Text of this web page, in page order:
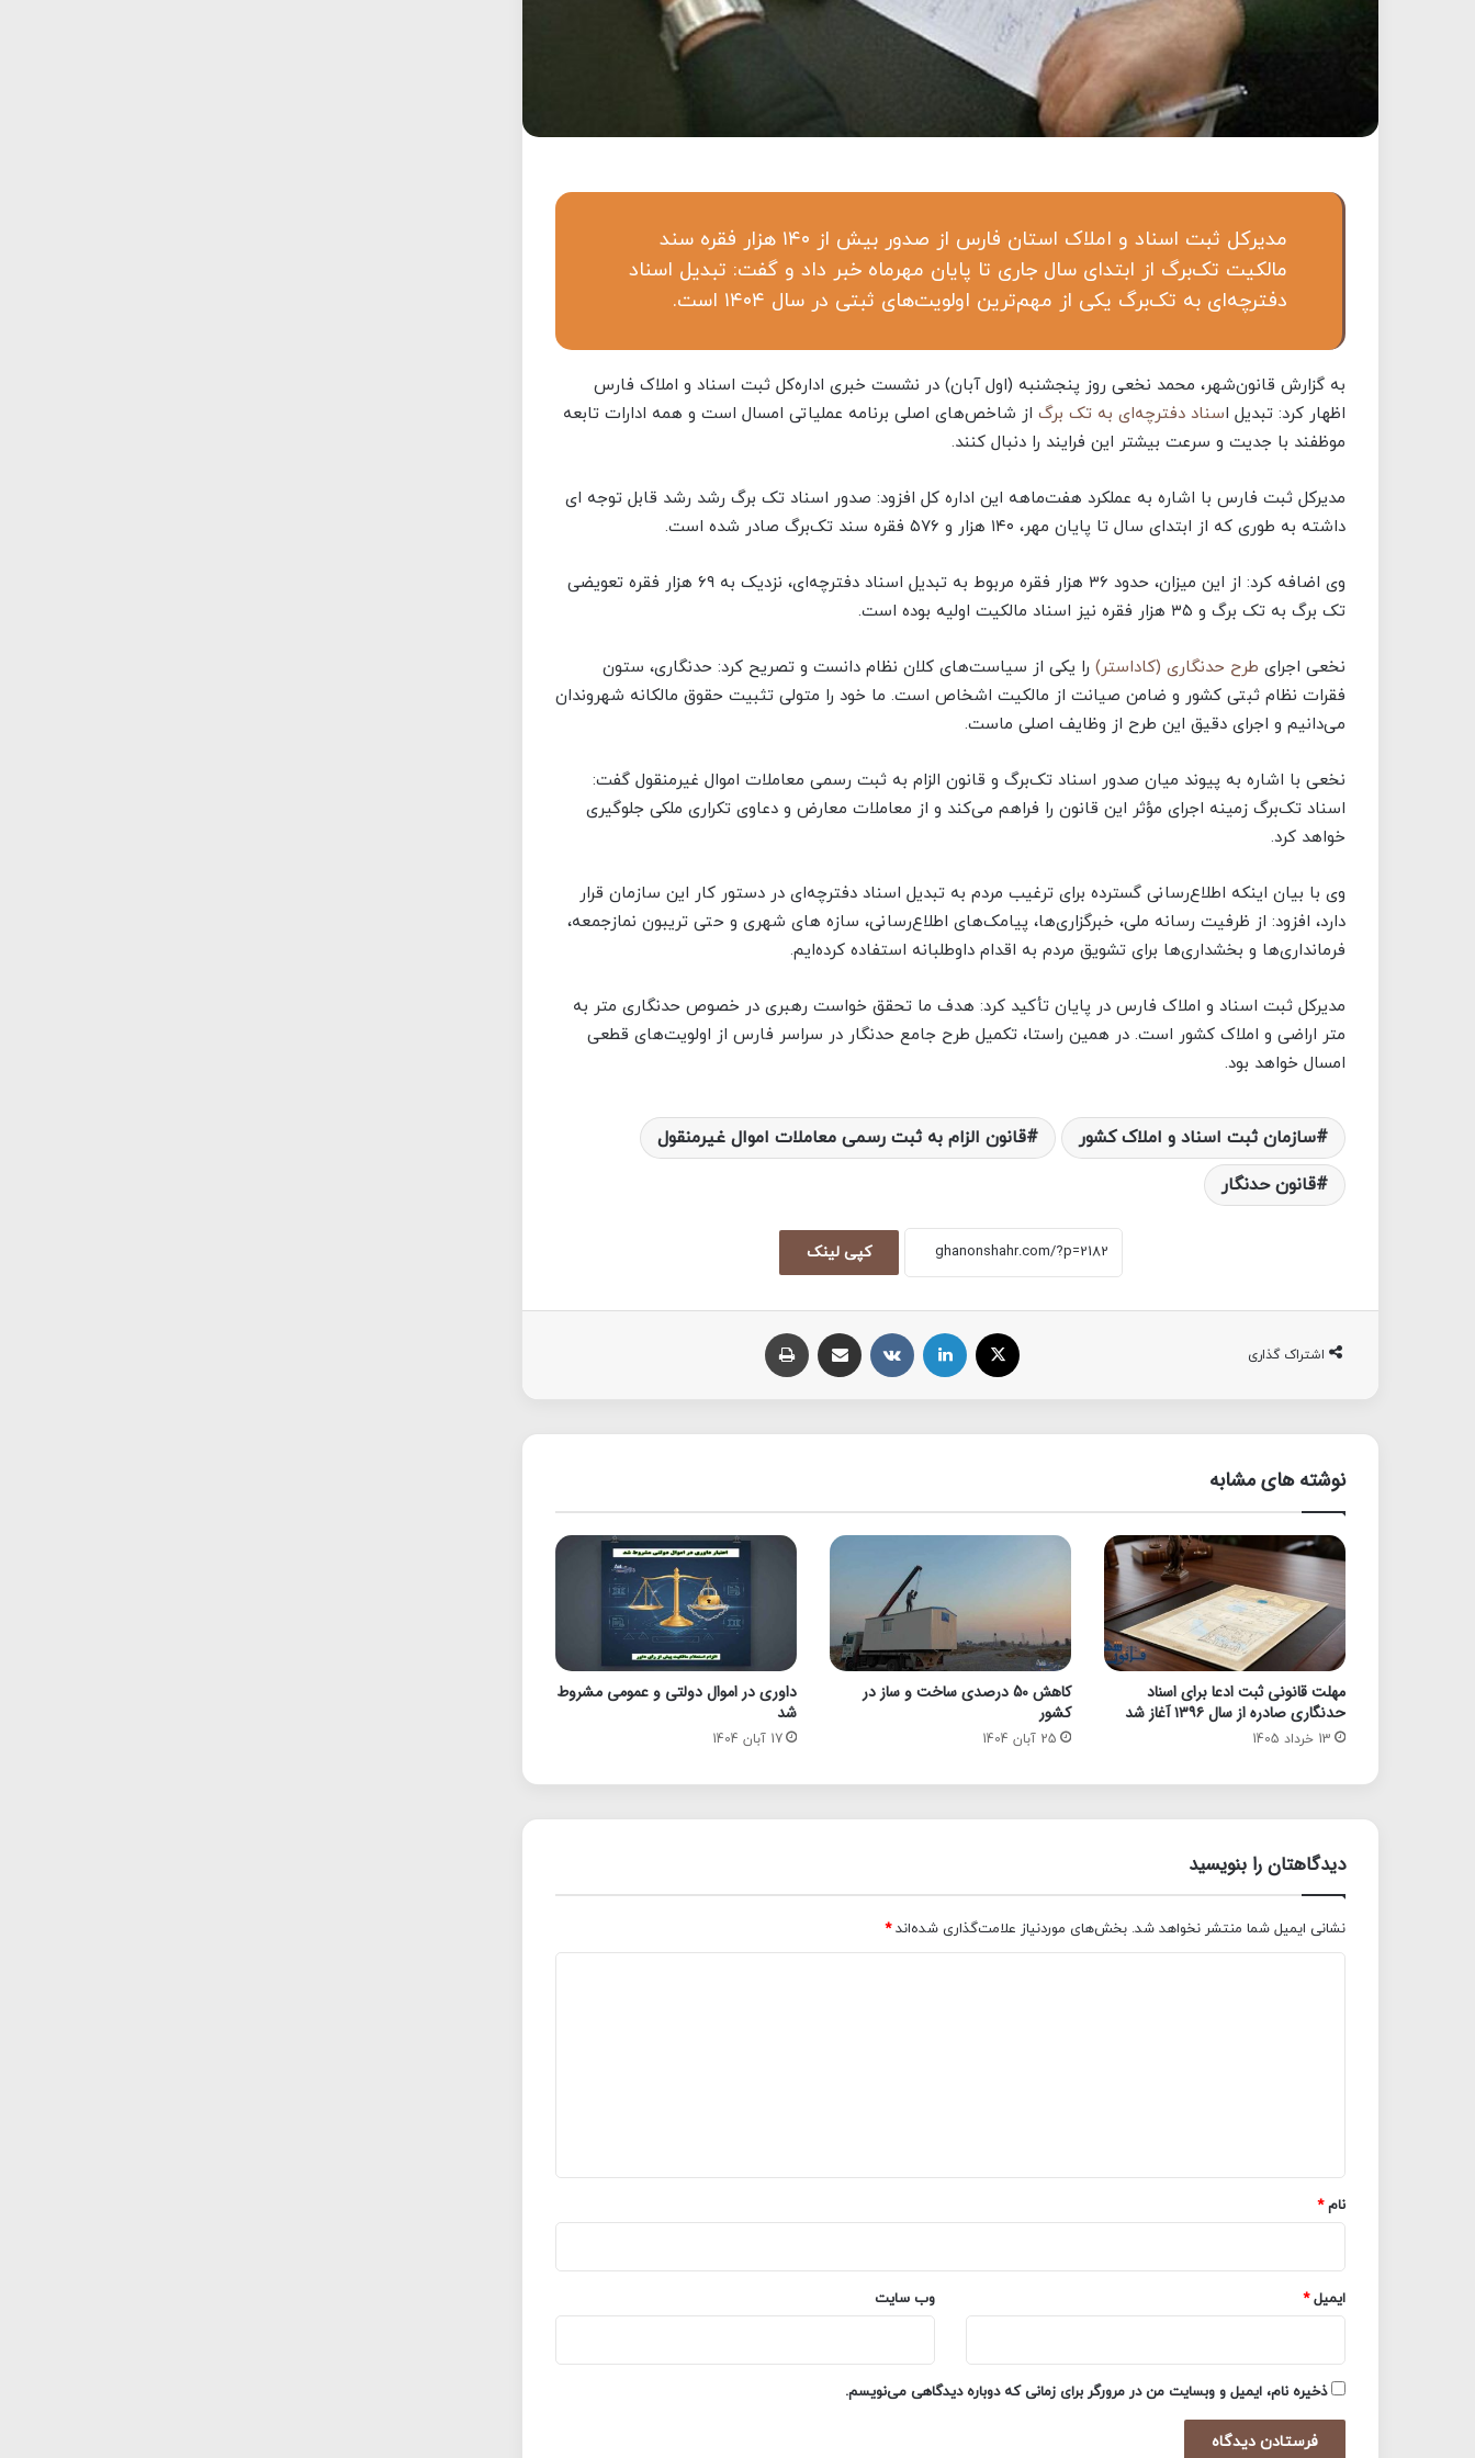
مدیرکل ثبت اسناد و املاک استان فارس از صدور بیش از ۱۴۰ هزار فقره سند
مالکیت تک‌برگ از ابتدای سال جاری تا پایان مهرماه خبر داد و گفت: تبدیل اسناد
دفترچه‌ای به تک‌برگ یکی از مهم‌ترین اولویت‌های ثبتی در سال ۱۴۰۴ است.
به گزارش قانون‌شهر، محمد نخعی روز پنجشنبه (اول آبان) در نشست خبری اداره‌کل ثبت اسناد و املاک فارس
اظهار کرد: تبدیل اسناد دفترچه‌ای به تک‌ برگ از شاخص‌های اصلی برنامه عملیاتی امسال است و همه ادارات تابعه
موظفند با جدیت و سرعت بیشتر این فرایند را دنبال کنند.
مدیرکل ثبت فارس با اشاره به عملکرد هفت‌ماهه این اداره کل افزود: صدور اسناد تک برگ رشد رشد قابل توجه ای
داشته به طوری که از ابتدای سال تا پایان مهر، ۱۴۰ هزار و ۵۷۶ فقره سند تک‌برگ صادر شده است.
وی اضافه کرد: از این میزان، حدود ۳۶ هزار فقره مربوط به تبدیل اسناد دفترچه‌ای، نزدیک به ۶۹ هزار فقره تعویضی
تک ‌برگ به تک ‌برگ و ۳۵ هزار فقره نیز اسناد مالکیت اولیه بوده است.
نخعی اجرای طرح حدنگاری (کاداستر) را یکی از سیاست‌های کلان نظام دانست و تصریح کرد: حدنگاری، ستون
فقرات نظام ثبتی کشور و ضامن صیانت از مالکیت اشخاص است. ما خود را متولی تثبیت حقوق مالکانه شهروندان
می‌دانیم و اجرای دقیق این طرح از وظایف اصلی ماست.
نخعی با اشاره به پیوند میان صدور اسناد تک‌برگ و قانون الزام به ثبت رسمی معاملات اموال غیرمنقول گفت:
اسناد تک‌برگ زمینه اجرای مؤثر این قانون را فراهم می‌کند و از معاملات معارض و دعاوی تکراری ملکی جلوگیری
خواهد کرد.
وی با بیان اینکه اطلاع‌رسانی گسترده برای ترغیب مردم به تبدیل اسناد دفترچه‌ای در دستور کار این سازمان قرار
دارد، افزود: از ظرفیت رسانه ملی، خبرگزاری‌ها، پیامک‌های اطلاع‌رسانی، سازه های شهری و حتی تریبون نمازجمعه،
فرمانداری‌ها و بخشداری‌ها برای تشویق مردم به اقدام داوطلبانه استفاده کرده‌ایم.
مدیرکل ثبت اسناد و املاک فارس در پایان تأکید کرد: هدف ما تحقق خواست رهبری در خصوص حدنگاری متر به
متر اراضی و املاک کشور است. در همین راستا، تکمیل طرح جامع حدنگار در سراسر فارس از اولویت‌های قطعی
امسال خواهد بود.
سازمان ثبت اسناد و املاک کشور
قانون الزام به ثبت رسمی معاملات اموال غیرمنقول
قانون حدنگار
کپی لینک
اشتراک گذاری
لینکداین VKontakte اشتراک با ایمیل
نوشته های مشابه
مهلت قانونی ثبت ادعا برای اسناد
حدنگاری صادره از سال ۱۳۹۶ آغاز شد
13 خرداد 1405
کاهش 50 درصدی ساخت و ساز در
کشور
25 آبان 1404
داوری در اموال دولتی و عمومی مشروط
شد
17 آبان 1404
دیدگاهتان را بنویسید
نشانی ایمیل شما منتشر نخواهد شد. بخش‌های موردنیاز علامت‌گذاری شده‌اند*
نام*
ایمیل* وب‌ سایت
ذخیره نام، ایمیل و وبسایت من در مرورگر برای زمانی که دوباره دیدگاهی می‌نویسم.